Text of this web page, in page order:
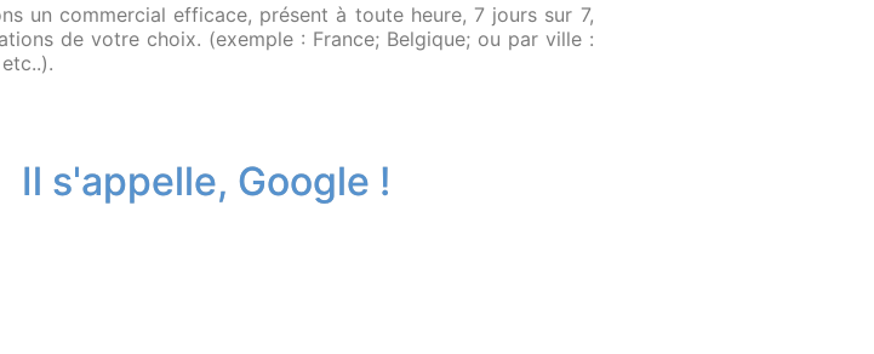
un commercial efficace, présent à toute heure, 7 jours sur 7,
de votre choix. (exemple : France; Belgique; ou par ville :
Il s'appelle, Google !